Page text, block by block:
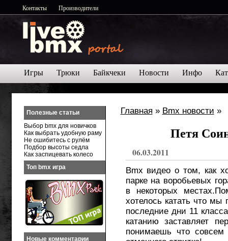
Контакты Производители
Игры Трюки Байкчеки Новости Инфо
Главная » Bmx новости »
Петя
06.03.2011
Bmx видео о том, как
парке на воробьевых
в некоторых
хотелось катать что
последние дни 11
катанию заставляет
понимаешь что совсем
Полезные статьи
Выбор bmx для новичков
Как выбрать удобную раму
Не ошибитесь с рулём
Подбор высоты седла
Как заспицевать колесо
Топ bmx игра
Новые комментарии